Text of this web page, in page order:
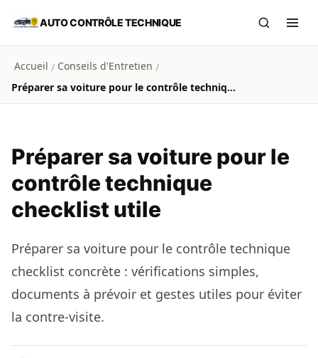
Aller au contenu principal
AUTO CONTRÔLE TECHNIQUE
Accueil / Conseils d'Entretien /
Préparer sa voiture pour le contrôle technique checklist utile
Préparer sa voiture pour le
contrôle technique
checklist utile
Préparer sa voiture pour le contrôle technique
checklist concrète : vérifications simples,
documents à prévoir et gestes utiles pour éviter
la contre-visite.